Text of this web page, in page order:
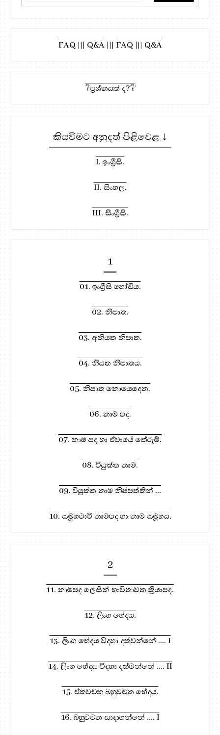
FAQ ||| Q&A||| FAQ ||| Q&A
❔ප්‍රශ්නයක් ද?❔
කියවීමට අනුදත් පිළිවෙළ ↓
I. ඉංග්‍රීසි.
II. සිංහල.
III. සිංග්‍රීසි.
1
01. ඉංග්‍රීසි හෝඩිය.
02. නිපාත.
03. අනියත නිපාත.
04. නියත නිපාතය.
05. නිපාත නොයෙදෙන.
06. නාම පද.
07. නාම පද හා ඒවායේ තේරුම්.
08. වියුක්ත නාම.
09. වියුක්ත නාම නිෂ්පත්තීන් ...
10. සමූහවාචී නාමපද හා නාම සමූහය.
2
11. නාමපද ලෙසින් භාවිතාවන ක්‍රියාපද.
12. ලිංග භේදය.
13. ලිංග භේදය විදහා දක්වන්නේ .... I
14. ලිංග භේදය විදහා දක්වන්නේ .... II
15. ඒකවචන බහුවචන භේදය.
16. බහුවචන සාදාගන්නේ .... I